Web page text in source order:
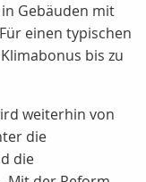
Gebäuden mit
einen typischen
bis zu
weiterhin von
die
die